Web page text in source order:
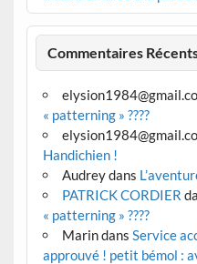
Commentaires
« patterning » ????
Handichien !
Audreydans
PATRICK CORDIER
« patterning » ????
Marindans Service
approuvé ! petit bémol :